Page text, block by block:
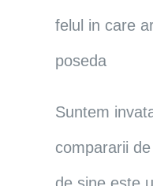
felul in care
poseda
Suntem
compararii